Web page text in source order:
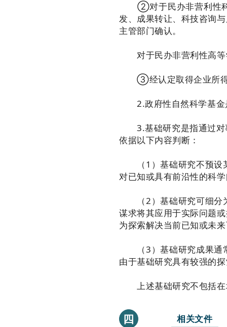
②对于民办非营利性科
发、成果转让、科技咨询
主管部门确认。
对于民办非营利性高等
③经认定取得企业所得
2.政府性自然科学基金
3.基础研究是指通过对
依据以下内容判断：
（1）基础研究不预设某
对已知或具有前沿性的科
（2）基础研究可细分为
谋求将其应用于实际问题
为探索解决当前已知或未
（3）基础研究成果通常
由于基础研究具有较强的
上述基础研究不包括在
四 相关文件